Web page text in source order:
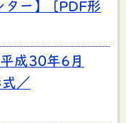
ター】 [PDF形
成30年6月
／